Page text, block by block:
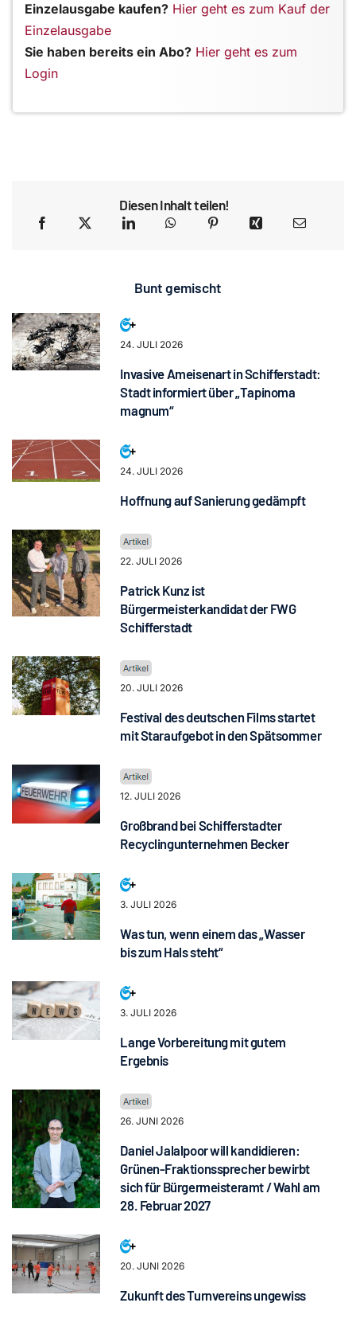
Einzelausgabe kaufen? Hier geht es zum Kauf der
Einzelausgabe
Sie haben bereits ein Abo? Hier geht es zum
Login
Diesen Inhalt teilen!
Bunt gemischt
24. JULI 2026
Invasive Ameisenart in Schifferstadt:
Stadt informiert über „Tapinoma
magnum“
24. JULI 2026
Hoffnung auf Sanierung gedämpft
22. JULI 2026
Patrick Kunz ist
Bürgermeisterkandidat der FWG
Schifferstadt
20. JULI 2026
Festival des deutschen Films startet
mit Staraufgebot in den Spätsommer
12. JULI 2026
Großbrand bei Schifferstadter
Recyclingunternehmen Becker
3. JULI 2026
Was tun, wenn einem das „Wasser
bis zum Hals steht“
3. JULI 2026
Lange Vorbereitung mit gutem
Ergebnis
26. JUNI 2026
Daniel Jalalpoor will kandidieren:
Grünen-Fraktionssprecher bewirbt
sich für Bürgermeisteramt / Wahl am
28. Februar 2027
20. JUNI 2026
Zukunft des Turnvereins ungewiss